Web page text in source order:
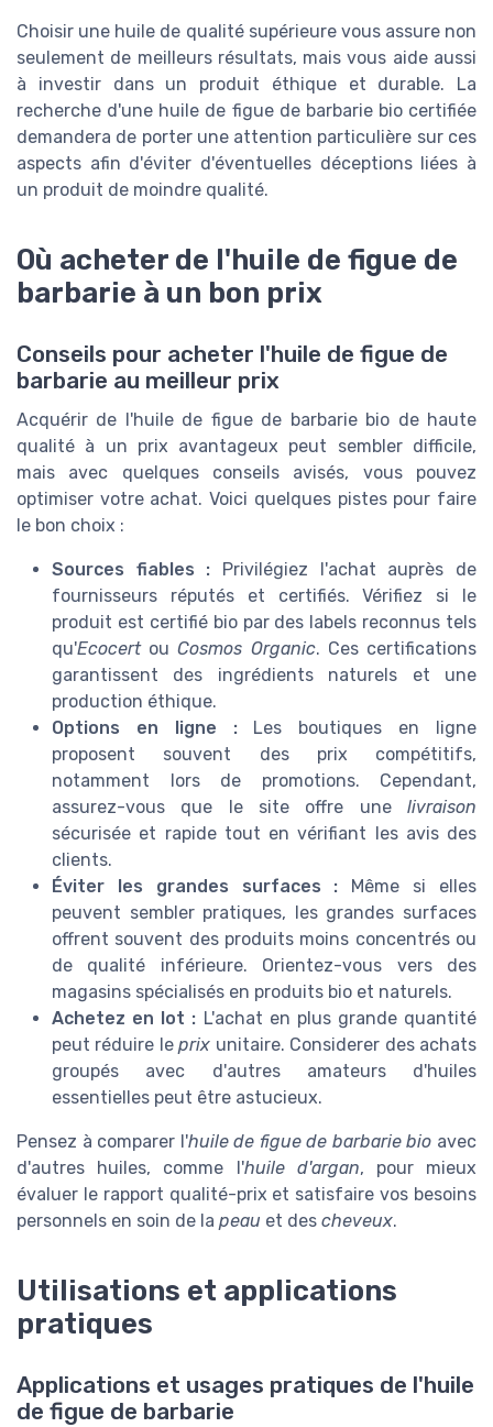
Choisir une huile de qualité supérieure vous assure non
seulement de meilleurs résultats, mais vous aide aussi
à investir dans un produit éthique et durable. La
recherche d'une huile de figue de barbarie bio certifiée
demandera de porter une attention particulière sur ces
aspects afin d'éviter d'éventuelles déceptions liées à
un produit de moindre qualité.
Où acheter de l'huile de figue de
barbarie à un bon prix
Conseils pour acheter l'huile de figue de
barbarie au meilleur prix
Acquérir de l'huile de figue de barbarie bio de haute
qualité à un prix avantageux peut sembler difficile,
mais avec quelques conseils avisés, vous pouvez
optimiser votre achat. Voici quelques pistes pour faire
le bon choix :
Sources fiables : Privilégiez l'achat auprès de
fournisseurs réputés et certifiés. Vérifiez si le
produit est certifié bio par des labels reconnus tels
qu'EcocertouCosmos Organic. Ces certifications
garantissent des ingrédients naturels et une
production éthique.
Options en ligne :Les boutiques en ligne
proposent souvent des prix compétitifs,
notamment lors de promotions. Cependant,
assurez-vous que le site offre une livraison
sécurisée et rapide tout en vérifiant les avis des
clients.
Éviter les grandes surfaces : Même si elles
peuvent sembler pratiques, les grandes surfaces
offrent souvent des produits moins concentrés ou
de qualité inférieure. Orientez-vous vers des
magasins spécialisés en produits bio et naturels.
Achetez en lot : L'achat en plus grande quantité
peut réduire leprix unitaire. Considerer des achats
groupés avec d'autres amateurs d'huiles
essentielles peut être astucieux.
Pensez à comparer l'huile de figue de barbarie bio avec
d'autres huiles, comme l'huile d'argan, pour mieux
évaluer le rapport qualité-prix et satisfaire vos besoins
personnels en soin de la peau et des cheveux.
Utilisations et applications
pratiques
Applications et usages pratiques de l'huile
de figue de barbarie